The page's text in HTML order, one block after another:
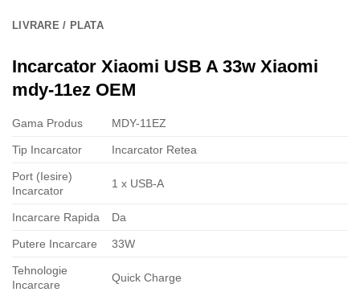
LIVRARE / PLATA
Incarcator Xiaomi USB A 33w Xiaomi
mdy-11ez OEM
Gama Produs MDY-11EZ
Tip Incarcator Incarcator Retea
Port (Iesire)
Incarcator
1 x USB-A
Incarcare Rapida Da
Putere Incarcare 33W
Tehnologie
Incarcare
Quick Charge